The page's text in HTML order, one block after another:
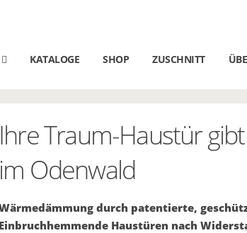
KATALOGE SHOP ZUSCHNITT
Ihre Traum-Haustür
im Odenwald
durch patentierte,
Einbruchhemmende Haustüren nach